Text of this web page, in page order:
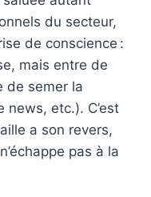
du secteur,
de conscience :
mais entre de
de semer la
etc.). C’est
a son revers,
pas à la